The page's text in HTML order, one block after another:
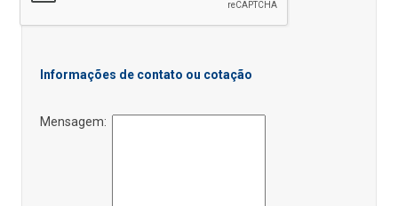
Informações de contato ou cotação
Mensagem: